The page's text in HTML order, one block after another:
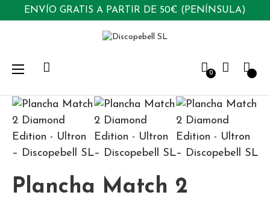
ENVÍO GRATIS A PARTIR DE 50€ (PENÍNSULA)
0
Navegación
palanca
☰
Plancha Match 2